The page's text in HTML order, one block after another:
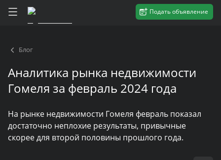
Подать объявление
Блог
Аналитика рынка недвижимости
Гомеля за февраль 2024 года
На рынке недвижимости Гомеля февраль показал
достаточно неплохие результаты, привычные
скорее для второй половины прошлого года.